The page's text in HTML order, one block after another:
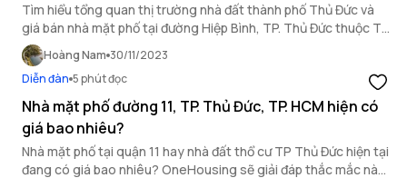
Tìm hiểu tổng quan thị trường nhà đất thành phố Thủ Đức và
giá bán nhà mặt phố tại đường Hiệp Bình, TP. Thủ Đức thuộc TP.
Hồ Chí Minh qua một số thông tin dưới đây.
Hoàng Nam 30/11/2023
Diễn đàn 5 phút đọc
Nhà mặt phố đường 11, TP. Thủ Đức, TP. HCM hiện có
giá bao nhiêu?
Nhà mặt phố tại quận 11 hay nhà đất thổ cư TP Thủ Đức hiện tại
đang có giá bao nhiêu? OneHousing sẽ giải đáp thắc mắc này